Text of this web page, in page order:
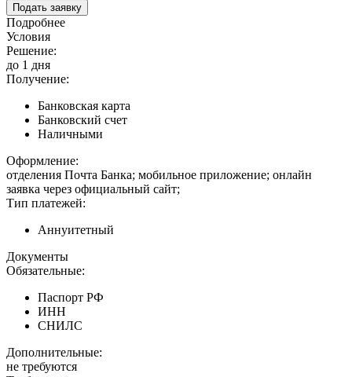
Подать заявку
Подробнее
Условия
Решение:
до 1 дня
Получение:
Банковская карта
Банковский счет
Наличными
Оформление:
отделения Почта Банка; мобильное приложение; онлайн
заявка через официальный сайт;
Тип платежей:
Аннуитетный
Документы
Обязательные:
Паспорт РФ
ИНН
СНИЛС
Дополнительные:
не требуются